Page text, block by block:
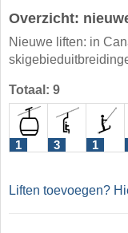
Overzicht:
Nieuwe liften: in
Totaal: 9
1 3 1
Liften toevoegen?